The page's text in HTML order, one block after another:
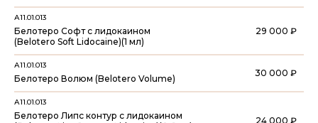
А11.01.013
Белотеро Софт с лидокаином
(Belotero Soft Lidocaine)(1 мл)
29 000 ₽
А11.01.013
Белотеро Волюм (Belotero Volume)
30 000 ₽
А11.01.013
Белотеро Липс контур с лидокаином
24 000 ₽